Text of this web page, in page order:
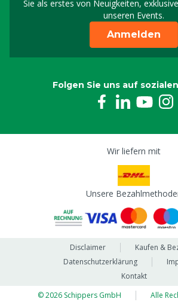
Sie als erstes von Neuigkeiten,
unseren Events.
Anmelden
Folgen Sie uns auf
Wir liefern mit
Unsere
Disclaimer
Kaufen &
Datenschutzerklärung
Kontakt
© 2026 Schippers GmbH
Alle